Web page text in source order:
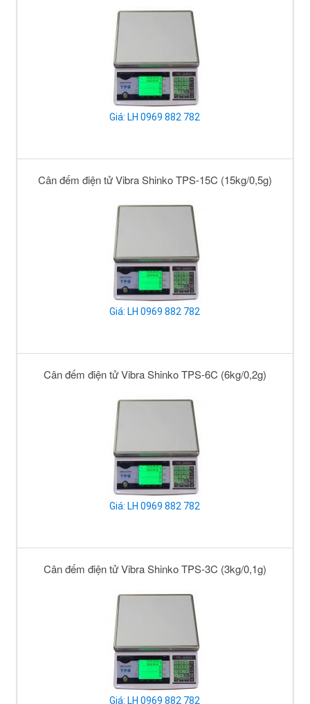
Giá: LH 0969 882 782
Cân đếm điện tử Vibra Shinko TPS-15C (15kg/0,5g)
Giá: LH 0969 882 782
Cân đếm điện tử Vibra Shinko TPS-6C (6kg/0,2g)
Giá: LH 0969 882 782
Cân đếm điện tử Vibra Shinko TPS-3C (3kg/0,1g)
Giá: LH 0969 882 782